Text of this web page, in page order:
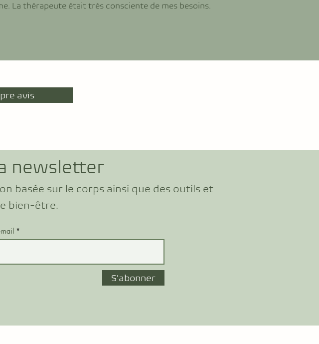
La thérapeute était très consciente de mes besoins.
avis
newsletter
mail
S'abonner
basée sur le corps ainsi que des outils et
bien-être.